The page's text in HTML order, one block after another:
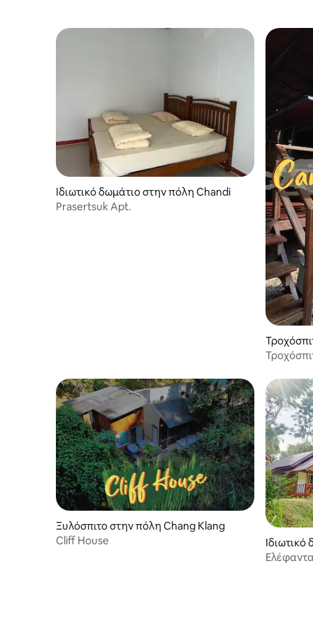
Ιδιωτικό δωμάτιο στην πόλη Chandi
Prasertsuk Apt.
Ξυλόσπιτο στην πόλη Chang Klang
Cliff House
ng